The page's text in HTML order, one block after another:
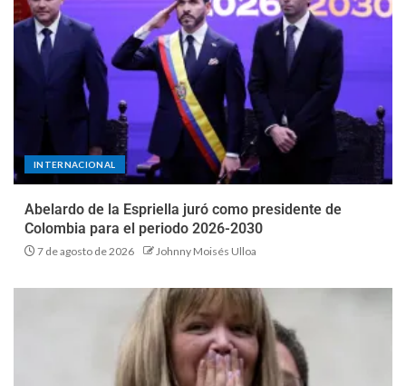
INTERNACIONAL
Abelardo de la Espriella juró como presidente de
Colombia para el periodo 2026-2030
7 de agosto de 2026 Johnny Moisés Ulloa